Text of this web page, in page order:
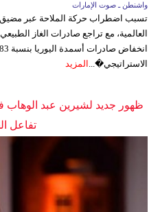
واشنطن ـ صوت الإمارات
تسبب اضطراب حركة الملاحة عبر مضيق
الاستراتيجي�... المزيد
ظهور جديد لشيرين عبد
تفاعل